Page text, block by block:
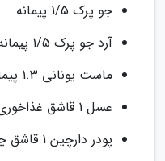
جو پرک 1/5 پیمانه
آرد جو پرک 1/5 پیمانه
ماست یونانی 1.3 پیمانه
عسل 1 قاشق غذاخوری
پودر دارچین 1 قاشق چای خوری